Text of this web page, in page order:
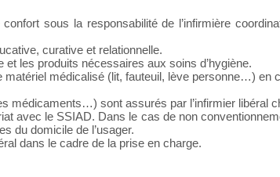
sous la responsabilité de l’infirmière
curative et relationnelle.
et les produits nécessaires aux soins d’hygiène.
matériel médicalisé (lit, fauteuil, lève personne…) en
médicaments…) sont assurés par l’infirmier libéral
avec le SSIAD. Dans le cas de non
du domicile de l’usager.
dans le cadre de la prise en charge.